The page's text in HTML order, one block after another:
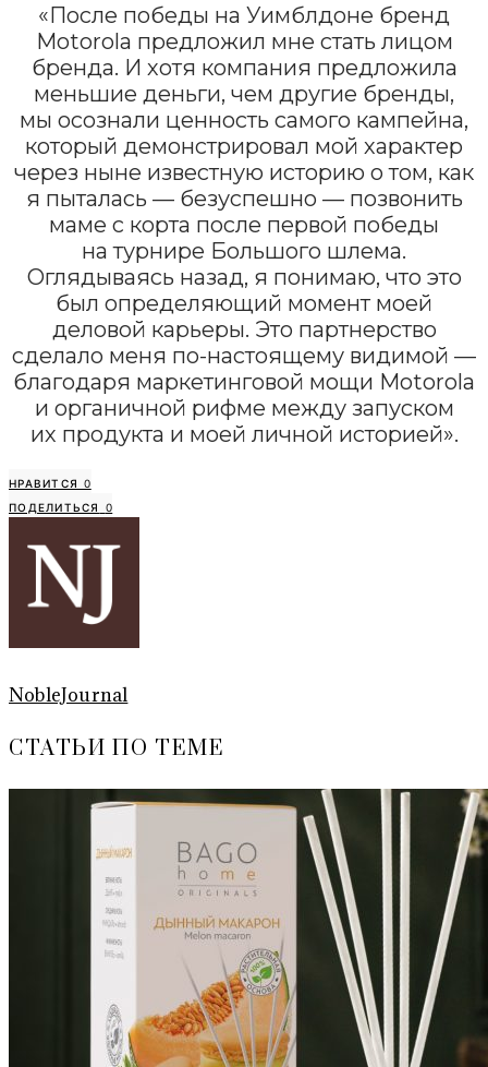
«После победы на Уимблдоне бренд
Motorola предложил мне стать лицом
бренда. И хотя компания предложила
меньшие деньги, чем другие бренды,
мы осознали ценность самого кампейна,
который демонстрировал мой характер
через ныне известную историю о том, как
я пыталась — безуспешно — позвонить
маме с корта после первой победы
на турнире Большого шлема.
Оглядываясь назад, я понимаю, что это
был определяющий момент моей
деловой карьеры. Это партнерство
сделало меня по-настоящему видимой —
благодаря маркетинговой мощи Motorola
и органичной рифме между запуском
их продукта и моей личной историей».
НРАВИТСЯ 0
ПОДЕЛИТЬСЯ
0
NobleJournal
СТАТЬИ ПО ТЕМЕ